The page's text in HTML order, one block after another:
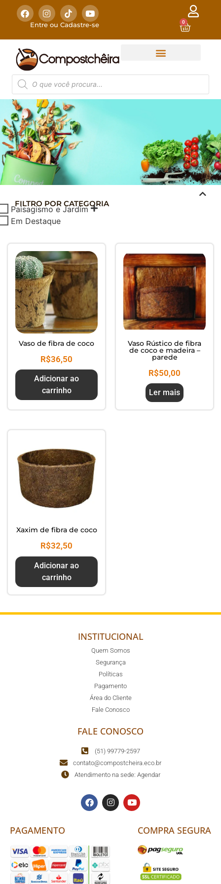
Entre ou Cadastre-se 0
COMPOSTAGEM
DOMÉSTICA
Composte seus Resíduos - Trate
FILTRO POR CATEGORIA
Paisagismo e Jardim
Em Destaque
Vaso de fibra de coco
R$36,50
Adicionar ao
carrinho
Vaso Rústico de fibra
de coco e madeira –
parede
R$50,00
Ler mais
Xaxim de fibra de coco
R$32,50
Adicionar ao
carrinho
INSTITUCIONAL
Quem Somos
Segurança
Políticas
Pagamento
Área do Cliente
Fale Conosco
FALE CONOSCO
(51) 99779-2597
contato@compostcheira.eco.br
Atendimento na sede: Agendar
PAGAMENTO COMPRA SEGURA